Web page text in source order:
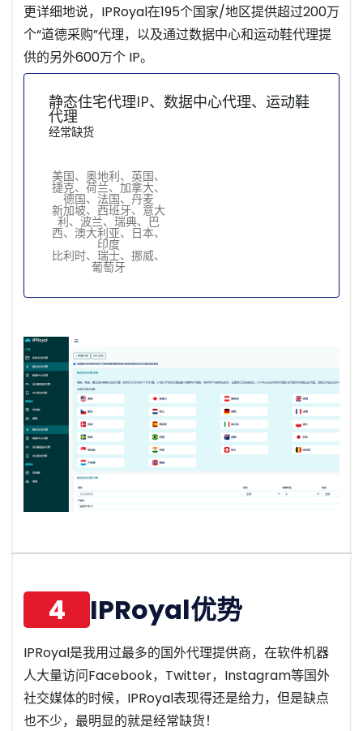
更详细地说，IPRoyal在195个国家/地区提供超过200万
个“道德采购”代理，以及通过数据中心和运动鞋代理提
供的另外600万个 IP。
静态住宅代理IP、数据中心代理、运动鞋
代理
经常缺货
美国、奥地利、英国、
捷克、荷兰、加拿大、
德国、法国、丹麦
新加坡、西班牙、意大
利、波兰、瑞典、巴
西、澳大利亚、日本、
印度
比利时、瑞士、挪威、
葡萄牙
4 IPRoyal优势
IPRoyal是我用过最多的国外代理提供商，在软件机器
人大量访问Facebook，Twitter，Instagram等国外
社交媒体的时候，IPRoyal表现得还是给力，但是缺点
也不少，最明显的就是经常缺货！